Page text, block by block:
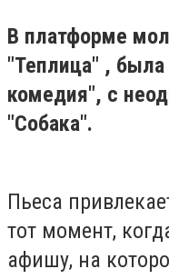
В платформе
"Теплица" , была
комедия", с
"Собака".
Пьеса
тот момент,
афишу, на